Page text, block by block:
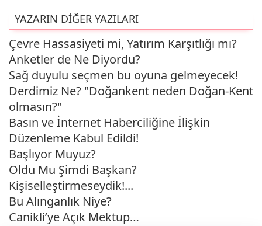
YAZARIN DİĞER YAZILARI
Çevre Hassasiyeti mi, Yatırım Karşıtlığı mı?
Anketler de Ne Diyordu?
Sağ duyulu seçmen bu oyuna gelmeyecek!
Derdimiz Ne? "Doğankent neden Doğan-Kent
olmasın?"
Basın ve İnternet Haberciliğine İlişkin
Düzenleme Kabul Edildi!
Başlıyor Muyuz?
Oldu Mu Şimdi Başkan?
Kişiselleştirmeseydik!...
Bu Alınganlık Niye?
Canikli’ye Açık Mektup…